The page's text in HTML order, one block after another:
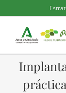
al
contenido